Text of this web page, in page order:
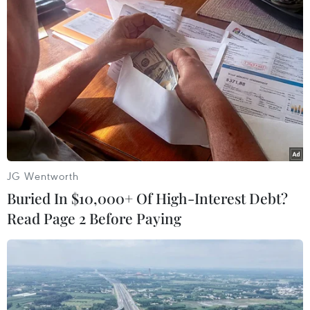
Về giải pháp lâu dài, Bệnh viện K sớm trình Bộ
Y tế phê duyệt việc quy hoạch xây dựng thêm
khu điều trị bệnh nhân tại cơ sở Tân Triều với
quy mô 500 giường bệnh bằng nguồn xã hội
hóa, chất lượng cao./.
(Vietnam+)
JG Wentworth
Buried In $10,000+ Of High-Interest Debt?
Read Page 2 Before Paying